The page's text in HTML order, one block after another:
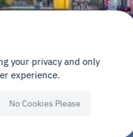
your privacy and only
experience.
No Cookies Please